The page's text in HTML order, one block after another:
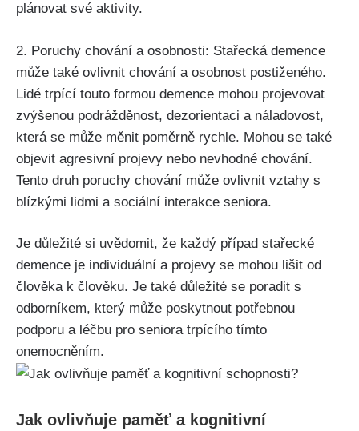
plánovat své aktivity.
2. Poruchy chování a osobnosti: Stařecká demence
může také ovlivnit chování a osobnost postiženého.
Lidé trpící touto formou demence mohou projevovat
zvýšenou podrážděnost, dezorientaci a náladovost,
která se může měnit poměrně rychle. Mohou se také
objevit agresivní projevy nebo nevhodné chování.
Tento druh poruchy chování může ovlivnit vztahy s
blízkými lidmi a sociální interakce seniora.
Je důležité si uvědomit, že každý případ stařecké
demence je individuální a projevy se mohou lišit od
člověka k člověku. Je také důležité se poradit s
odborníkem, který může poskytnout potřebnou
podporu a léčbu pro seniora trpícího tímto
onemocněním.
Jak ovlivňuje paměť a kognitivní